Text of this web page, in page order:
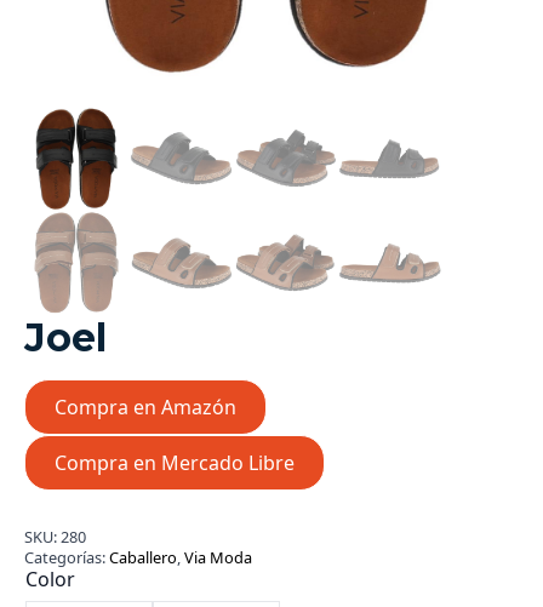
Joel
Compra en Amazón
Compra en Mercado Libre
SKU:280
Categorías:Caballero,Via Moda
Color